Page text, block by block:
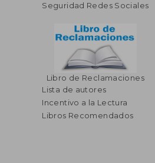
40%
dcto.
$ 40.51
$ 24.31
Seguridad Redes Sociales
Libro de Reclamaciones
Lista de autores
Incentivo a la Lectura
Libros Recomendados